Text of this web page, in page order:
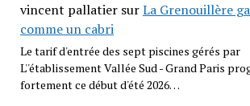
vincent pallatiersurLa Grenouillère
comme un cabri
Le tarif d'entrée des sept piscines gérés par
L''établissement Vallée Sud - Grand Paris
fortement ce début d'été 2026…